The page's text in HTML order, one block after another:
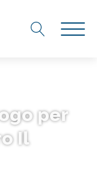
per
Il